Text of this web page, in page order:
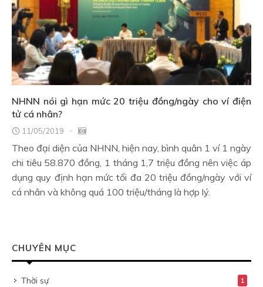
NHNN nói gì hạn mức 20 triệu đồng/ngày cho ví điện
tử cá nhân?
11/05/2019
Theo đại diện của NHNN, hiện nay, bình quân 1 ví 1 ngày
chi tiêu 58.870 đồng, 1 tháng 1,7 triệu đồng nên việc áp
dụng quy định hạn mức tối đa 20 triệu đồng/ngày với ví
cá nhân và không quá 100 triệu/tháng là hợp lý.
CHUYÊN MỤC
Thời sự 1